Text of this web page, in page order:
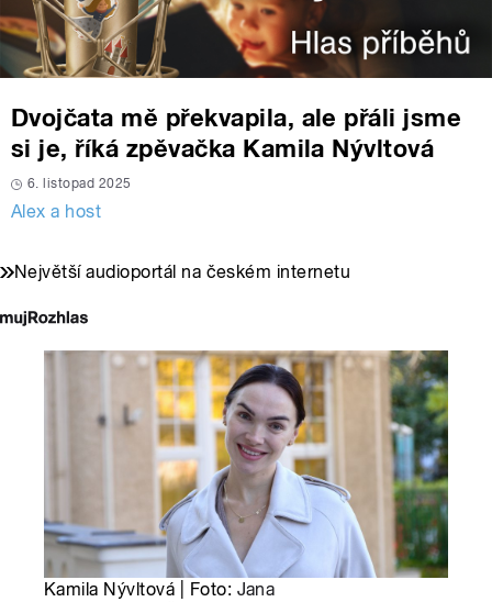
Dvojčata mě překvapila, ale přáli jsme
si je, říká zpěvačka Kamila Nývltová
6. listopad 2025
Alex a host
Největší audioportál na českém internetu
Kamila Nývltová | Foto: Jana